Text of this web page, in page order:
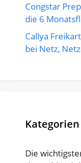
Congstar
die 6
Callya
bei Netz,
Kategorien
Die